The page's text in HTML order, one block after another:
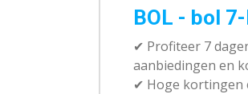
BOL - bol
✔ Profiteer 7
aanbiedingen en
✔ Hoge kortingen